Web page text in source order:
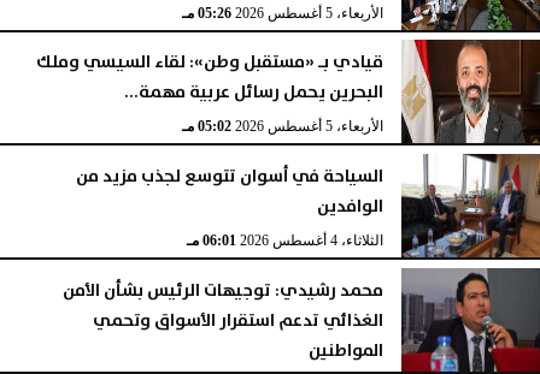
الأربعاء، 5 أغسطس 2026 05:26 مـ
قيادي بـ «مستقبل وطن»: لقاء السيسي وملك
البحرين يحمل رسائل عربية مهمة...
الأربعاء، 5 أغسطس 2026 05:02 مـ
السياحة في أسوان تتوسع لجذب مزيد من
الوافدين
الثلاثاء، 4 أغسطس 2026 06:01 مـ
محمد رشيدي: توجيهات الرئيس بشأن الأمن
الغذائي تدعم استقرار الأسواق وتحمي
المواطنين